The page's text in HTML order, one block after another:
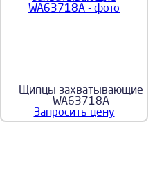
Щипцы захватывающие
WA63718A
Запросить цену